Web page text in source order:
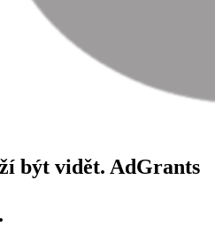
být vidět. AdGrants